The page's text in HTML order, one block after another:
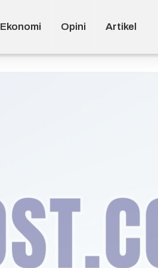
Ekonomi Opini Artikel